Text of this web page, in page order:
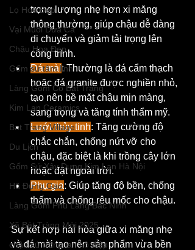
Lọ Hoa Đẹp
Vại Muối Dưa Cà
Chậu Hoa Đẹp
Gốm sứ tâm linh
Làng Gốm Cổ Bát Tràng
Kim Lan Ceramics
Bat Trang Village
Du Lịch
Gốm Sứ Xây Dựng Kim Lan Hà Nội
Hũ Đựng Gạo
Làng Gốm Phù Lãng Bắc Ninh
Xã Bát Tràng Mới 2025
chậu sứ trồng lan hồ điệp
trọng lượng nhẹ hơn xi măng
thông thường, giúp chậu dễ dàng
di chuyển và giảm tải trọng lên
công trình.
Đá mài: Thường là đá cẩm thạch
hoặc đá granite được nghiền nhỏ,
tạo nên bề mặt chậu mịn màng,
sang trọng và tăng tính thẩm mỹ.
Lưới thủy tinh: Tăng cường độ
chắc chắn, chống nứt vỡ cho
chậu, đặc biệt là khi trồng cây lớn
hoặc đặt ngoài trời.
Phụ gia: Giúp tăng độ bền, chống
thấm và chống rêu mốc cho chậu.
Sự kết hợp hài hòa giữa xi măng nhẹ
và đá mài tạo nên sản phẩm vừa bền